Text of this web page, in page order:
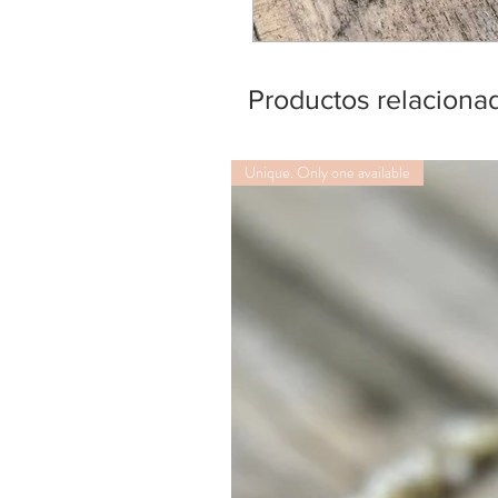
Productos
Unique. Only one available